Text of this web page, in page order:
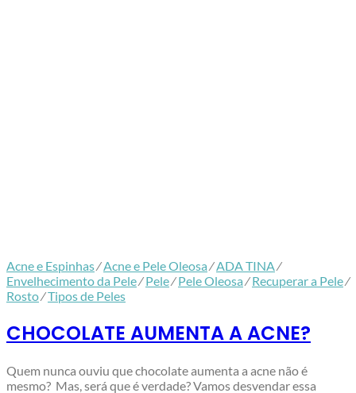
Acne e Espinhas⁄Acne e Pele Oleosa⁄ADA TINA⁄
Envelhecimento da Pele⁄Pele⁄Pele Oleosa⁄Recuperar a Pele⁄
Rosto⁄Tipos de Peles
CHOCOLATE AUMENTA A ACNE?
Quem nunca ouviu que chocolate aumenta a acne não é
mesmo? Mas, será que é verdade? Vamos desvendar essa